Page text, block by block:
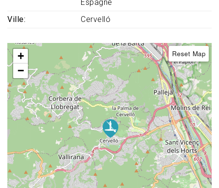
Espagne
Ville
Cervelló
+
−
Reset Map